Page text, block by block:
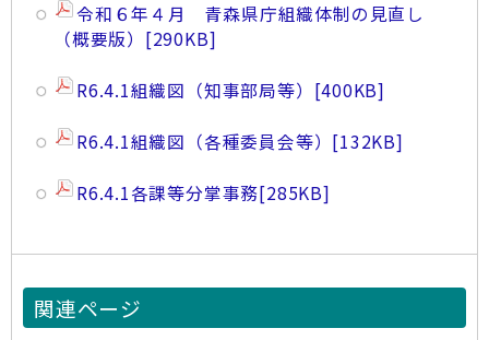
令和６年４月 青森県庁組織体制の見直し
（概要版） [290KB]
R6.4.1組織図（知事部局等） [400KB]
R6.4.1組織図（各種委員会等） [132KB]
R6.4.1各課等分掌事務[285KB]
関連ページ